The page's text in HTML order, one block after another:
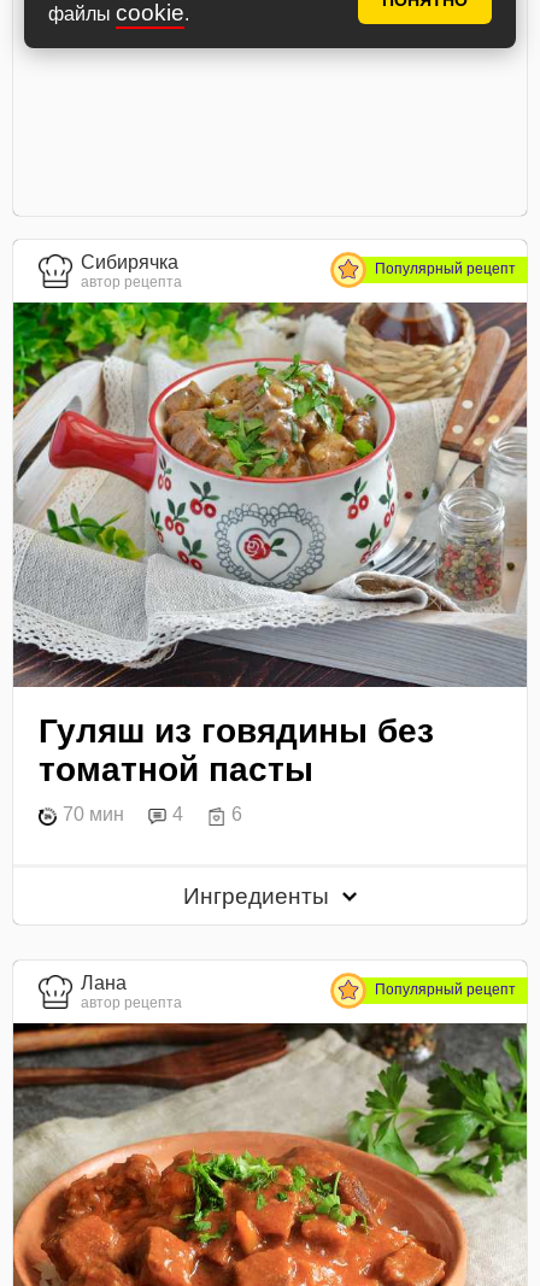
файлы cookie.
Сибирячка
автор рецепта
Популярный рецепт
Гуляш из говядины без
томатной пасты
70 мин 4 6
Ингредиенты
Лана
автор рецепта
Популярный рецепт